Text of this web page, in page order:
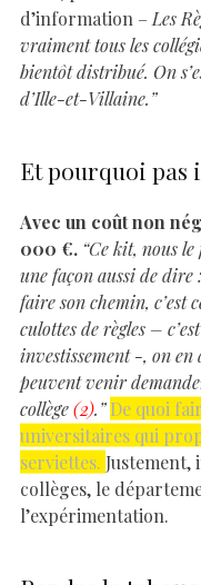
d’information – Les
vraiment tous les
bientôt distribué. On
d’Ille-et-Villaine.”
Et pourquoi pas
Avec un coût non
000 €. “Ce kit, nous le
une façon aussi de dire
faire son chemin, c’est
culottes de règles –
investissement -, on en
peuvent venir
collège(2).”De quoi
universitaires qui
serviettes.
collèges, le
l’expérimentation.